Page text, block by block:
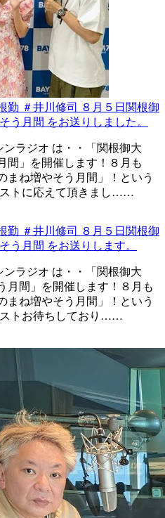
勤 ＃井川修司 ８月５日関根御
う月間 をお送りしました。
ンラジオ は・・「関根御大
間」を開催します！８月も
まね増やそう月間」！という
トに応えて頂きまし……
勤 ＃井川修司 ８月５日関根御
う月間 をお送りします。
ンラジオ は・・「関根御大
月間」を開催します！８月も
まね増やそう月間」！という
ストお待ちしており……